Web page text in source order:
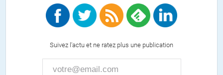
largement embrigadée par le propagande des oligarques, mais
la croissance des latinos (catholiques, donc moins cupides et
qui deviendront majoritaires dans moins de 30 ans, et dans
changer la donne quand les « blancs » seront en minorité…
Il ne restera alors qu’une seule option : soit les WASP (White
Suivez l'actu et ne ratez plus une publication